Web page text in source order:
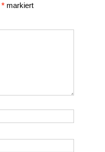
*markiert